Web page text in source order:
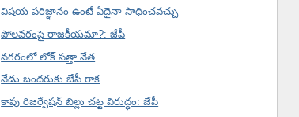
విషయ పరిజ్ఞానం ఉంటే ఏదైనా సాధించవచ్చు
పోలవరంపై రాజకీయమా?: జేపీ
నగరంలో లోక్ సత్తా నేత
నేడు బందరుకు జేపీ రాక
కాపు రిజర్వేషన్ బిల్లు చట్ట విరుద్ధం: జేపీ